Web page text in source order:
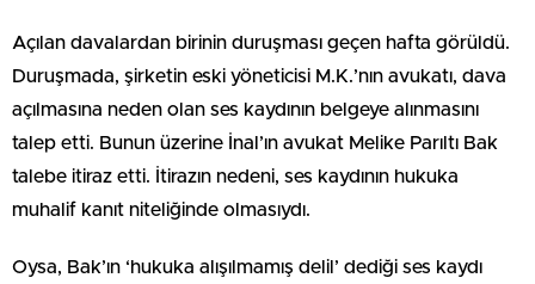
Açılan davalardan birinin duruşması geçen hafta görüldü.
Duruşmada, şirketin eski yöneticisi M.K.’nın avukatı, dava
açılmasına neden olan ses kaydının belgeye alınmasını
talep etti. Bunun üzerine İnal’ın avukat Melike Parıltı Bak
talebe itiraz etti. İtirazın nedeni, ses kaydının hukuka
muhalif kanıt niteliğinde olmasıydı.
Oysa, Bak’ın ‘hukuka alışılmamış delil’ dediği ses kaydı